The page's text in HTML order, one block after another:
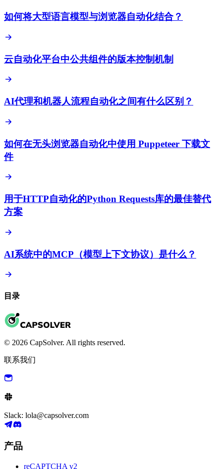
如何将大型语言模型与浏览器自动化结合？
云自动化平台中公共组件的版本控制机制
AI代理和机器人流程自动化之间有什么区别？
如何在无头浏览器自动化中使用 Puppeteer 下载文
件
用于HTTP自动化的Python Requests库的最佳替代
方案
AI系统中的MCP（模型上下文协议）是什么？
目录
© 2026 CapSolver. All rights reserved.
联系我们
Slack: lola@capsolver.com
产品
reCAPTCHA v2